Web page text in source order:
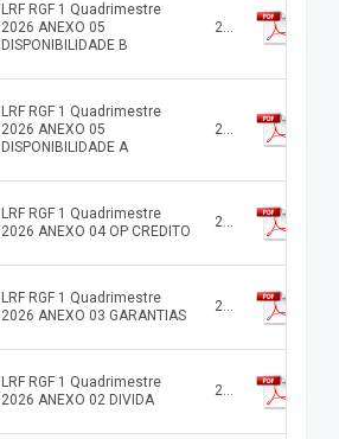
LRF RGF 1 Quadrimestre
2026 ANEXO 05
DISPONIBILIDADE B
2026
LRF RGF 1 Quadrimestre
2026 ANEXO 05
DISPONIBILIDADE A
2026
LRF RGF 1 Quadrimestre
2026 ANEXO 04 OP CREDITO
2026
LRF RGF 1 Quadrimestre
2026 ANEXO 03 GARANTIAS
2026
LRF RGF 1 Quadrimestre
2026 ANEXO 02 DIVIDA
2026